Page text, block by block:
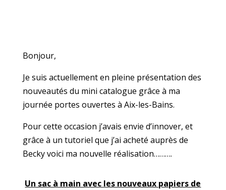
Bonjour,
Je suis actuellement en pleine présentation des
nouveautés du mini catalogue grâce à ma
journée portes ouvertes à Aix-les-Bains.
Pour cette occasion j’avais envie d’innover, et
grâce à un tutoriel que j’ai acheté auprès de
Becky voici ma nouvelle réalisation……….
Un sac à main avec les nouveaux papiers de